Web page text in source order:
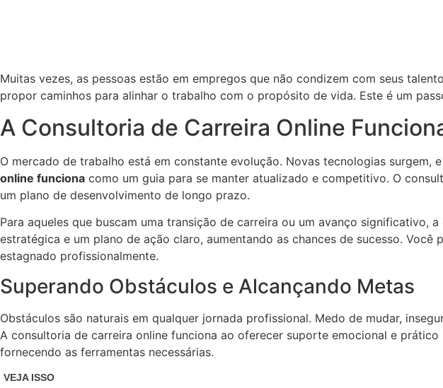
Muitas vezes, as pessoas estão em empregos que não condizem com seus
propor caminhos para alinhar o trabalho com o propósito de vida. Este é um
A Consultoria de Carreira Online
O mercado de trabalho está em constante evolução. Novas tecnologias surgem,
online funciona como um guia para se manter atualizado e competitivo. O
um plano de desenvolvimento de longo prazo.
Para aqueles que buscam uma transição de carreira ou um avanço significativo,
estratégica e um plano de ação claro, aumentando as chances de sucesso. Você
estagnado profissionalmente.
Superando Obstáculos e Alcançando Metas
Obstáculos são naturais em qualquer jornada profissional. Medo de mudar,
A consultoria de carreira online funciona ao oferecer suporte emocional e
fornecendo as ferramentas necessárias.